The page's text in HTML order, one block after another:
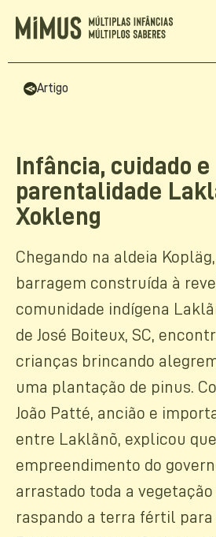
Artigo
Infância, cuidado e
parentalidade
Xokleng
Chegando na aldeia
barragem construída à
comunidade indígena
de José Boiteux, SC,
crianças brincando
uma plantação de pinus.
João Patté, ancião e
entre Laklãnõ, explicou
empreendimento do
arrastado toda a
raspando a terra fértil